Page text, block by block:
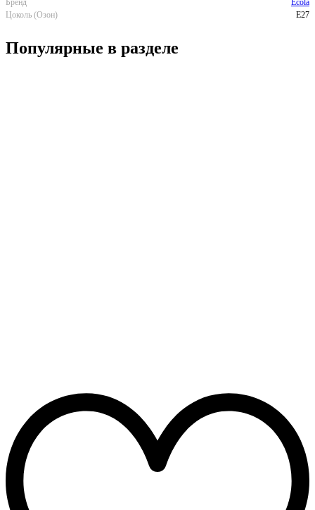
Цоколь (Озон)
E27
Популярные в разделе